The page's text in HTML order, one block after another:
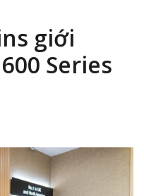
giới
Series